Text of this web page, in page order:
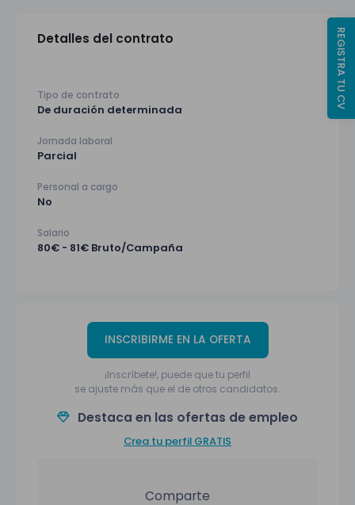
Detalles del contrato
Tipo de contrato
De duración determinada
Jornada laboral
Parcial
Personal a cargo
No
Salario
80€ - 81€ Bruto/Campaña
INSCRIBIRME EN LA OFERTA
¡Inscríbete!, puede que tu perfil
se ajuste más que el de otros candidatos.
Destaca en las ofertas de empleo
Crea tu perfil GRATIS
Comparte
REGISTRA TU CV